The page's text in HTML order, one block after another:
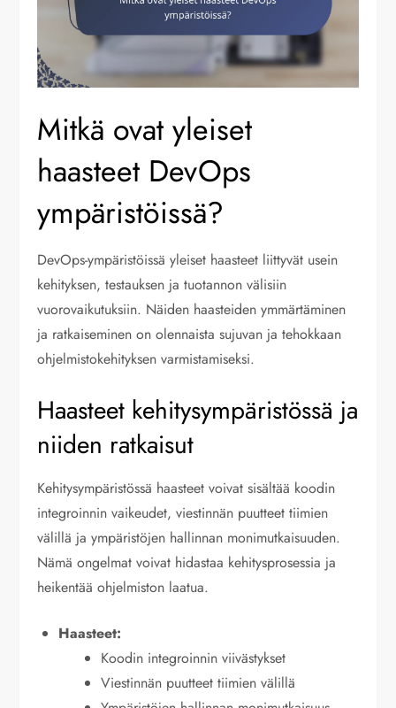
Mitkä ovat yleiset
haasteet DevOps
ympäristöissä?
DevOps-ympäristöissä yleiset haasteet liittyvät usein
kehityksen, testauksen ja tuotannon välisiin
vuorovaikutuksiin. Näiden haasteiden ymmärtäminen
ja ratkaiseminen on olennaista sujuvan ja tehokkaan
ohjelmistokehityksen varmistamiseksi.
Haasteet kehitysympäristössä ja
niiden ratkaisut
Kehitysympäristössä haasteet voivat sisältää koodin
integroinnin vaikeudet, viestinnän puutteet tiimien
välillä ja ympäristöjen hallinnan monimutkaisuuden.
Nämä ongelmat voivat hidastaa kehitysprosessia ja
heikentää ohjelmiston laatua.
Haasteet:
Koodin integroinnin viivästykset
Viestinnän puutteet tiimien välillä